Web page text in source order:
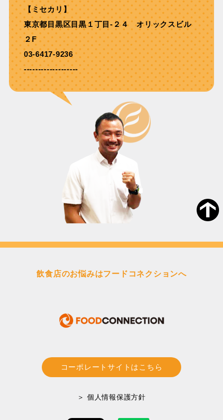
【ミセカリ】
東京都目黒区目黒１丁目-２４ オリックスビル
２F
03-6417-9236
-------------------
飲食店のお悩みはフードコネクションへ
コーポレートサイトはこちら
＞ 個人情報保護方針